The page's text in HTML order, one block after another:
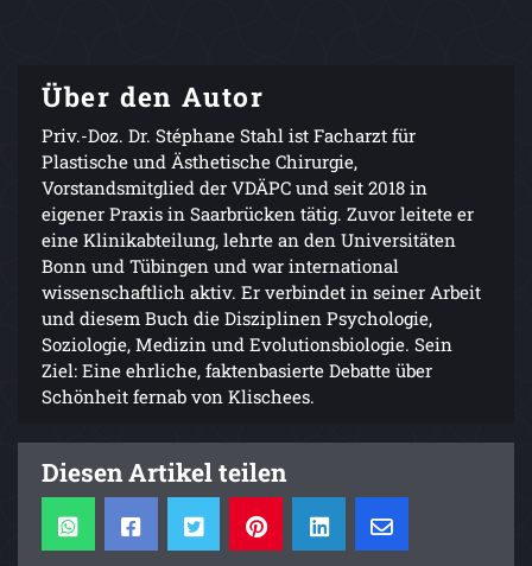
Über den Autor
Priv.-Doz. Dr. Stéphane Stahl ist Facharzt für
Plastische und Ästhetische Chirurgie,
Vorstandsmitglied der VDÄPC und seit 2018 in
eigener Praxis in Saarbrücken tätig. Zuvor leitete er
eine Klinikabteilung, lehrte an den Universitäten
Bonn und Tübingen und war international
wissenschaftlich aktiv. Er verbindet in seiner Arbeit
und diesem Buch die Disziplinen Psychologie,
Soziologie, Medizin und Evolutionsbiologie. Sein
Ziel: Eine ehrliche, faktenbasierte Debatte über
Schönheit fernab von Klischees.
Diesen Artikel teilen